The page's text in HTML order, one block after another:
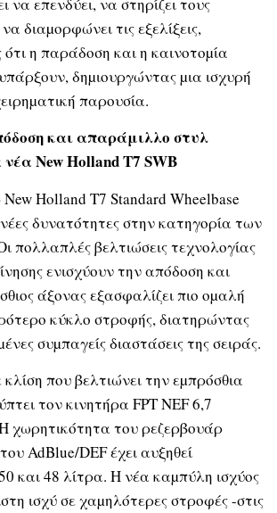
διαµορφώνει τις εξελίξεις,
η παράδοση και η καινοτοµία
δηµιουργώντας µια ισχυρή
παρουσία.
και απαράμιλλο στυλ
New Holland T7 SWB
Holland T7 Standard Wheelbase
δυνατότητες στην κατηγορία των
πολλαπλές βελτιώσεις τεχνολογίας
ενισχύουν την απόδοση και
άξονας εξασφαλίζει πιο οµαλή
κύκλο στροφής, διατηρώντας
συµπαγείς διαστάσεις της σειράς.
που βελτιώνει την εµπρόσθια
τον κινητήρα FPT NEF 6,7
χωρητικότητα του ρεζερβουάρ
AdBlue/DEF έχει αυξηθεί
και 48 λίτρα. Η νέα καµπύλη ισχύος
ισχύ σε χαµηλότερες στροφές -στις